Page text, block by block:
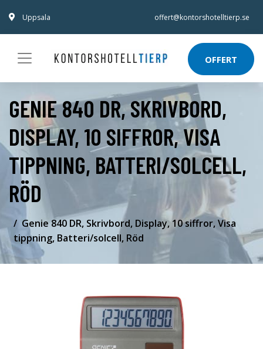
Uppsala offert@kontorshotelltierp.se
OFFERT
GENIE 840 DR, SKRIVBORD,
DISPLAY, 10 SIFFROR, VISA
TIPPNING, BATTERI/SOLCELL,
RÖD
Genie 840 DR, Skrivbord, Display, 10 siffror, Visa
tippning, Batteri/solcell, Röd